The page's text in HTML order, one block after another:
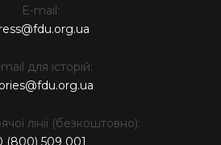
E-mail:
для історій:
лінії (безкоштовно):
(800) 509 001